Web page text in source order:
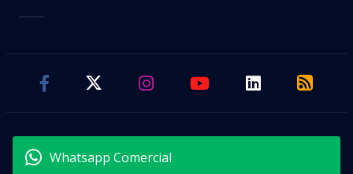
Whatsapp Comercial